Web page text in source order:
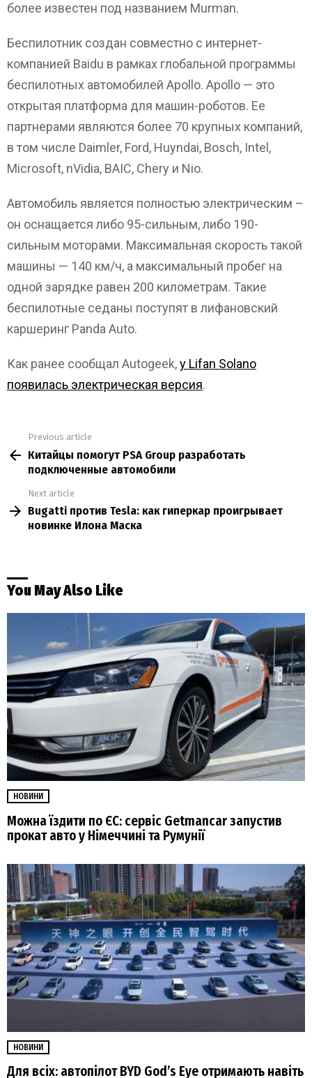
более известен под названием Murman.
Беспилотник создан совместно с интернет-
компанией Baidu в рамках глобальной программы
беспилотных автомобилей Apollo. Apollo — это
открытая платформа для машин-роботов. Ее
партнерами являются более 70 крупных компаний,
в том числе Daimler, Ford, Huyndai, Bosch, Intel,
Microsoft, nVidia, BAIC, Chery и Nio.
Автомобиль является полностью электрическим –
он оснащается либо 95-сильным, либо 190-
сильным моторами. Максимальная скорость такой
машины — 140 км/ч, а максимальный пробег на
одной зарядке равен 200 километрам. Такие
беспилотные седаны поступят в лифановский
каршеринг Panda Auto.
Как ранее сообщал Autogeek,у Lifan Solano
появилась электрическая версия.
more
Previous article
Китайцы помогут PSA Group разработать
подключенные автомобили
Next article
Bugatti против Tesla: как гиперкар проигрывает
новинке Илона Маска
You May Also Like
НОВИНИ
Можна їздити по ЄС: сервіс Getmancar запустив
прокат авто у Німеччині та Румунії
НОВИНИ
Для всіх: автопілот BYD God’s Eye отримають навіть